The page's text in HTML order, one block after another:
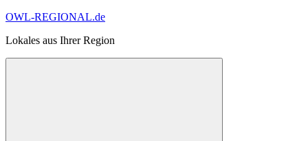
Zum
springen
OWL-REGIONAL.de
Lokales aus Ihrer Region